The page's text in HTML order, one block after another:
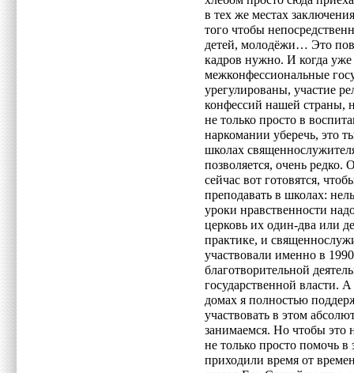
в тех же местах
того чтобы
детей, молодёжи… Это
кадров нужно. И когда уже
межконфессиональные
урегулированы, участие
конфессий нашей страны,
не только просто в
наркомании уберечь, это
школах
позволяется, очень
сейчас вот готовятся,
преподавать в школах:
уроки нравственности
церковь их один-два или
практике, и
участвовали именно в
благотворительной
государственной власти.
домах я полностью
участвовать в этом
занимаемся. Но чтобы это
не только просто помочь
приходили время от